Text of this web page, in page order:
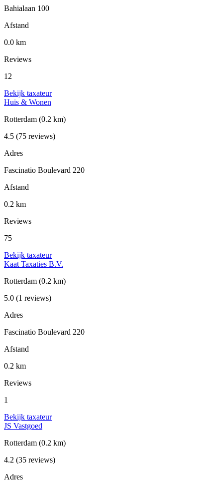
Bahialaan 100
Afstand
0.0 km
Reviews
12
Bekijk taxateur
Huis & Wonen
Rotterdam (0.2 km)
4.5 (75 reviews)
Adres
Fascinatio Boulevard 220
Afstand
0.2 km
Reviews
75
Bekijk taxateur
Kaat Taxaties B.V.
Rotterdam (0.2 km)
5.0 (1 reviews)
Adres
Fascinatio Boulevard 220
Afstand
0.2 km
Reviews
1
Bekijk taxateur
JS Vastgoed
Rotterdam (0.2 km)
4.2 (35 reviews)
Adres